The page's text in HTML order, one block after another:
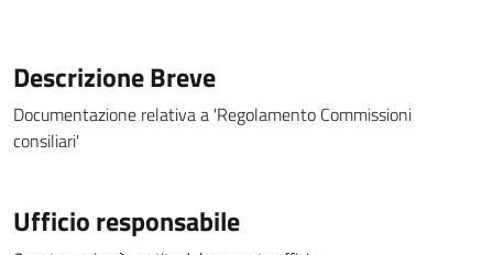
Descrizione Breve
Documentazione relativa a 'Regolamento Commissioni
consiliari'
Ufficio responsabile